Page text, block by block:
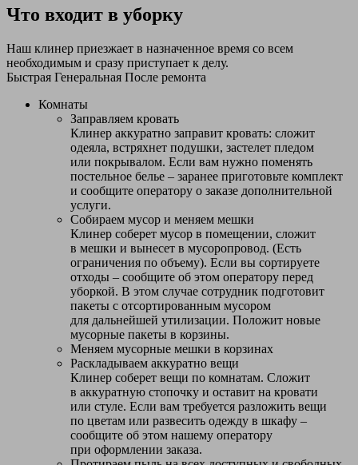
Что входит в уборку
Наш клинер приезжает в назначенное время со всем
необходимым и сразу приступает к делу.
Быстрая Генеральная После ремонта
Комнаты
Заправляем кровать
Клинер аккуратно заправит кровать: сложит
одеяла, встряхнет подушки, застелет пледом
или покрывалом. Если вам нужно поменять
постельное белье – заранее приготовьте комплект
и сообщите оператору о заказе дополнительной
услуги.
Собираем мусор и меняем мешки
Клинер соберет мусор в помещении, сложит
в мешки и вынесет в мусоропровод. (Есть
ограничения по объему). Если вы сортируете
отходы – сообщите об этом оператору перед
уборкой. В этом случае сотрудник подготовит
пакеты с отсортированным мусором
для дальнейшей утилизации. Положит новые
мусорные пакеты в корзины.
Меняем мусорные мешки в корзинах
Раскладываем аккуратно вещи
Клинер соберет вещи по комнатам. Сложит
в аккуратную стопочку и оставит на кровати
или стуле. Если вам требуется разложить вещи
по цветам или развесить одежду в шкафу –
сообщите об этом нашему оператору
при оформлении заказа.